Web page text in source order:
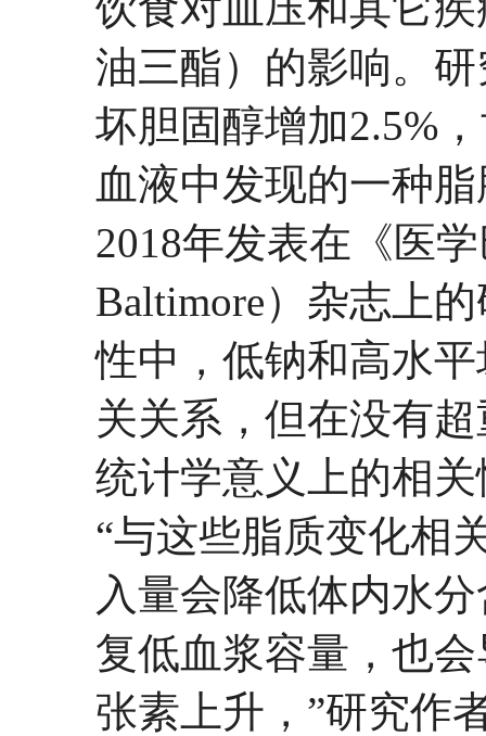
油三酯）的影响。
坏胆固醇增加2.5%
血液中发现的一种
2018年发表在《医
Baltimore）杂志上
性中，低钠和高水
关关系，但在没有
统计学意义上的相
“与这些脂质变化相
入量会降低体内水
复低血浆容量，也
张素上升，”研究作